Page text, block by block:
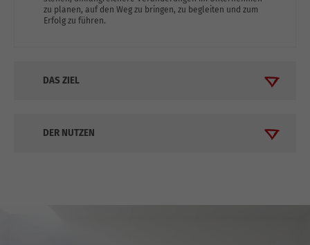
zu planen, auf den Weg zu bringen, zu begleiten und zum
Erfolg zu führen.
DAS ZIEL
DER NUTZEN